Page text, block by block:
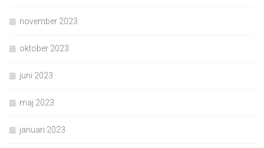
november 2023
oktober 2023
juni 2023
maj 2023
januari 2023